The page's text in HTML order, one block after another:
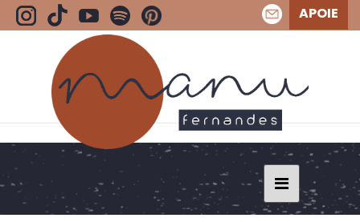
APOIE
BLOG - ESTOCOLMO